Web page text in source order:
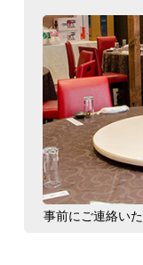
事前にご連絡い